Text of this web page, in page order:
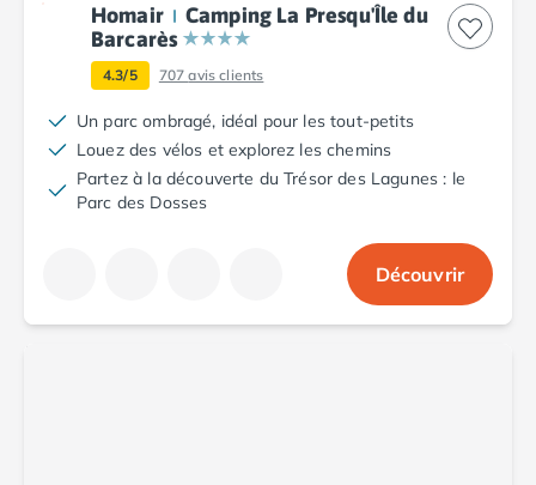
Homair
Camping La Presqu'Île du
Barcarès
4.3/5 707avis clients
Un parc ombragé, idéal pour les tout-petits
Louez des vélos et explorez les chemins
Partez à la découverte du Trésor des Lagunes : le
Parc des Dosses
Découvrir